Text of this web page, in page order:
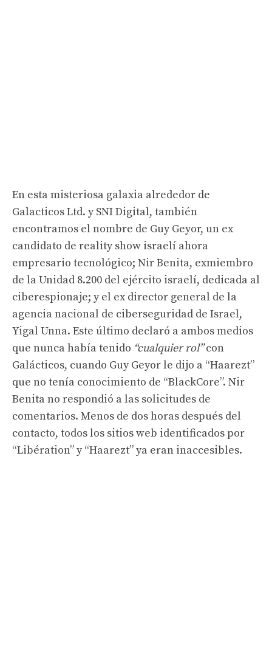
En esta misteriosa galaxia alrededor de
Galacticos Ltd. y SNI Digital, también
encontramos el nombre de Guy Geyor, un ex
candidato de reality show israelí ahora
empresario tecnológico; Nir Benita, exmiembro
de la Unidad 8.200 del ejército israelí, dedicada al
ciberespionaje; y el ex director general de la
agencia nacional de ciberseguridad de Israel,
Yigal Unna. Este último declaró a ambos medios
que nunca había tenido “cualquier rol”con
Galácticos, cuando Guy Geyor le dijo a “Haarezt”
que no tenía conocimiento de “BlackCore”. Nir
Benita no respondió a las solicitudes de
comentarios. Menos de dos horas después del
contacto, todos los sitios web identificados por
“Libération” y “Haarezt” ya eran inaccesibles.